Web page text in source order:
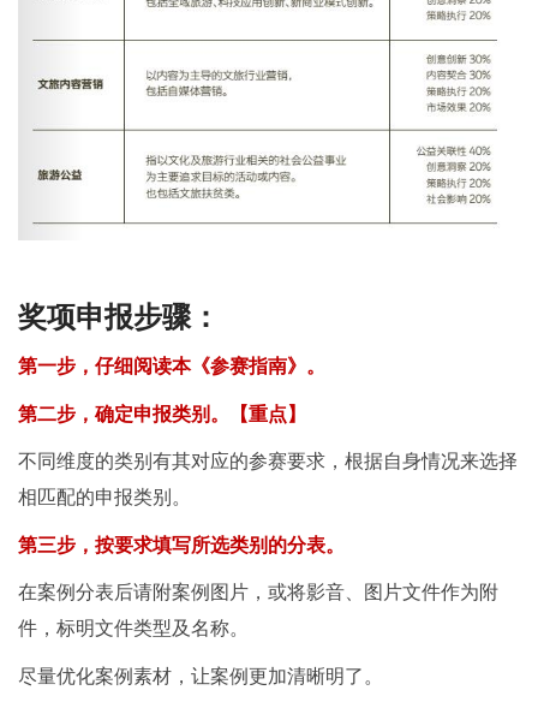
奖项申报步骤：
第一步，仔细阅读本《参赛指南》。
第二步，确定申报类别。【重点】
不同维度的类别有其对应的参赛要求，根据自身情况来选择
相匹配的申报类别。
第三步，按要求填写所选类别的分表。
在案例分表后请附案例图片，或将影音、图片文件作为附
件，标明文件类型及名称。
尽量优化案例素材，让案例更加清晰明了。